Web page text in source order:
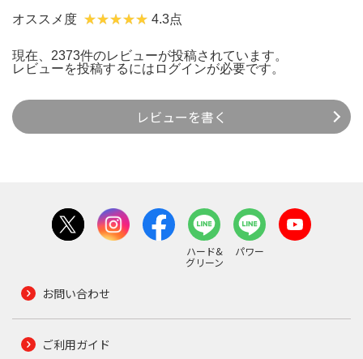
オススメ度 4.3点
現在、2373件のレビューが投稿されています。
レビューを投稿するには ログインが必要です。
レビューを書く
ハード&
グリーン
パワー
お問い合わせ
ご利用ガイド